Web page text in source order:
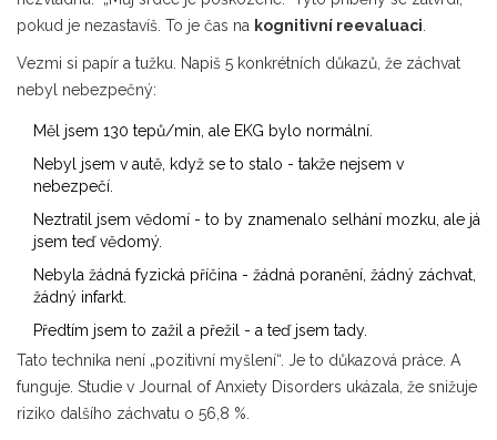
pokud je nezastavíš. To je čas na kognitivní reevaluaci
Vezmi si papír a tužku. Napiš 5 konkrétních důkazů, že záchvat
nebyl nebezpečný:
Měl jsem 130 tepů/min, ale EKG bylo normální.
Nebyl jsem v autě, když se to stalo - takže nejsem v
nebezpečí.
Neztratil jsem vědomí - to by znamenalo selhání mozku, ale já
jsem teď vědomý.
Nebyla žádná fyzická příčina - žádná poranění, žádný záchvat,
žádný infarkt.
Předtím jsem to zažil a přežil - a teď jsem tady.
Tato technika není „pozitivní myšlení“. Je to důkazová práce. A
funguje. Studie v Journal of Anxiety Disorders ukázala, že snižuje
riziko dalšího záchvatu o 56,8 %.